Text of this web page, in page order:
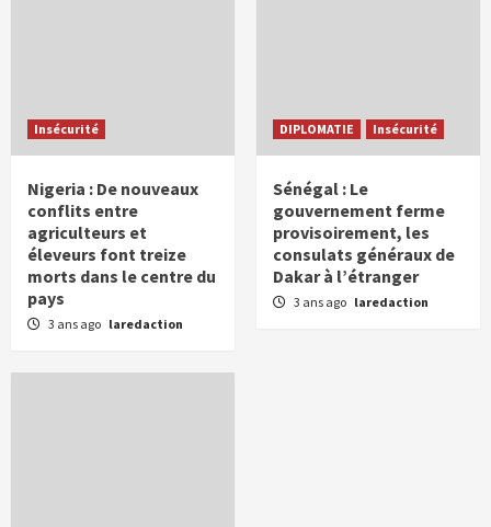
Insécurité
Nigeria : De nouveaux
conflits entre
agriculteurs et
éleveurs font treize
morts dans le centre du
pays
3 ans ago laredaction
DIPLOMATIE Insécurité
Sénégal : Le
gouvernement ferme
provisoirement, les
consulats généraux de
Dakar à l’étranger
3 ans ago laredaction